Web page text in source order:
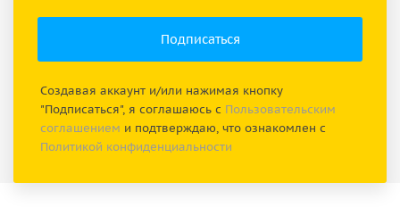
Создавая аккаунт и/или нажимая кнопку
"Подписаться", я соглашаюсь с Пользовательским
соглашением и подтверждаю, что ознакомлен с
Политикой конфиденциальности